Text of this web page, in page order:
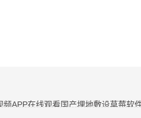
频APP在线观看国产埋地敷设草莓软